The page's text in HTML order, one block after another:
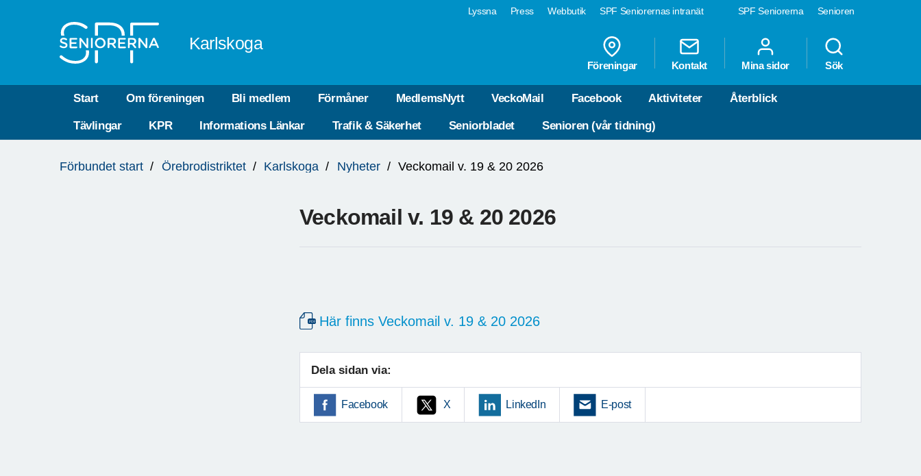
SPF Seniorerna Senioren
Lyssna Press Webbutik SPF Seniorernas intranät
Karlskoga
Föreningar Kontakt Mina sidor Sök
Start Om föreningen Bli medlem Förmåner MedlemsNytt VeckoMail Facebook Aktiviteter Återblick
Tävlingar KPR Informations Länkar Trafik & Säkerhet Seniorbladet Senioren (vår tidning)
är
Förbundet start Örebrodistriktet Karlskoga Nyheter Veckomail v. 19 & 20 2026
Veckomail v. 19 & 20 2026
Här finns Veckomail v. 19 & 20 2026
Dela sidan via:
Facebook X LinkedIn E-post